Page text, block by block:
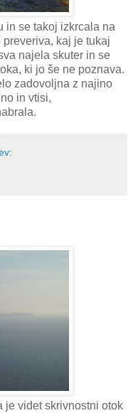
in se takoj izkrcala na
kaj je tukaj
najela skuter in se
ki jo še ne poznava.
zadovoljna z najino
in vtisi,
je videt skrivnostni otok